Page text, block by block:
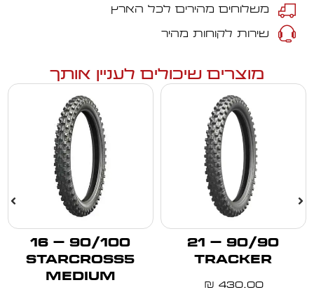
משלוחים מהירים לכל הארץ
שירות לקוחות מהיר
מוצרים שיכולים לעניין אותך
90/90 – 21
TRACKER
430.00
₪
90/100 – 16
STARCROSS5
MEDIUM